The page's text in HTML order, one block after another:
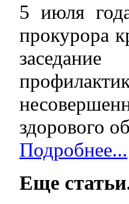
5 июля
прокурора
здорового
Подробнее...
Еще